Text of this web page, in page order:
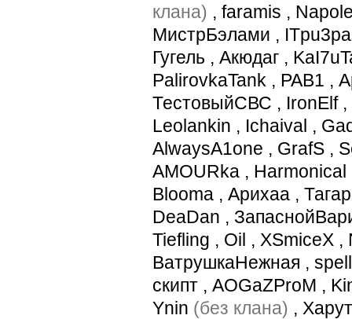
клана) , faramis ,
МистрБэлами ,
Гугель , Акюдаг ,
PalirovkaTank , PAB1 ,
ТестовыйСВС , IronElf,
Leolankin , Ichaival ,
AlwaysA1one , GrafS ,
AMOURka , Harmonical
Blooma , Арихаа ,
DeaDan ,
Tiefling , Oil , XSmiceX ,
ВатрушкаНежная ,
скипт , AOGaZProM ,
Ynin (без клана) ,